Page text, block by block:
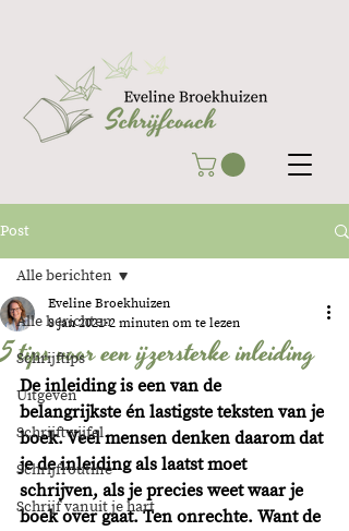
Post
Alle berichten
Schrijftips
Uitgeven
Schrijftwijfel
Schrijfroutine
Schrijf vanuit je hart
Alle berichten
5 tips voor een ijzersterke inleiding
Eveline Broekhuizen
8 jan 2021 2 minuten om te lezen
De inleiding is een van de
belangrijkste én lastigste teksten van je
boek. Veel mensen denken daarom dat
je de inleiding als laatst moet
schrijven, als je precies weet waar je
boek over gaat. Ten onrechte. Want de